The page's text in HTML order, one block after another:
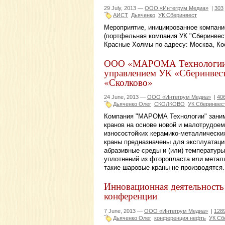
29 July, 2013 — ООО «Интегрум Медиа» | 303
АИСТ Дьяченко УК Сберинвест
Мероприятие, инициированное
(портфельная компания УК
Красные Холмы по адресу: Москва,
ООО «МАРОМА
управлением УК
«Сколково»
24 June, 2013 — ООО «Интегрум Медиа»
Дьяченко Олег СКОЛКОВО УК
Компания "МАРОМА Технологии"
кранов на основе новой и
износостойких керамико-
краны предназначены для
абразивные среды и (или)
уплотнений из фторопласта или
такие шаровые краны не производятся.
Инновационная
конференции
7 June, 2013 — ООО «Интегрум Медиа» |
Дьяченко Олег конференция нефть УК